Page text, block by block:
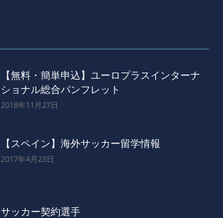
【無料・簡単申込】ユーロプラスインターナ
ショナル総合パンフレット
2018年11月27日
【スペイン】海外サッカー留学情報
2017年4月23日
サッカー契約選手